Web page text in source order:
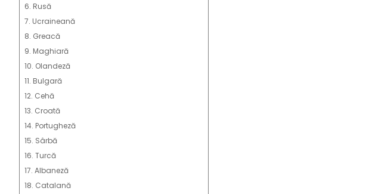
6. Rusă
7. Ucraineană
8. Greacă
9. Maghiară
10. Olandeză
11. Bulgară
12. Cehă
13. Croată
14. Portugheză
15. Sârbă
16. Turcă
17. Albaneză
18. Catalană